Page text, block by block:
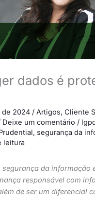
dados é
de 2024 / Artigos, Cliente
Deixe um comentário /
, segurança da
leitura
segurança da informação
responsável com
de ser um diferencial